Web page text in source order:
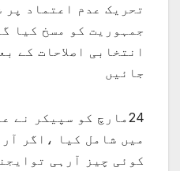
تحریک عدم اعتماد پر
جمہوریت کو مسخ کیا
انتخابی اصلاحات کے
جائیں
24مارچ کو سپیکر نے
کوئی چیز آرہی